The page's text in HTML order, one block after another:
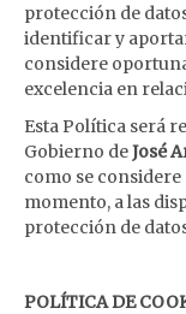
protección de
identificar y
considere
excelencia en
Esta Política será
Gobierno deJosé
como se
momento, a las
protección de
POLÍTICA DE